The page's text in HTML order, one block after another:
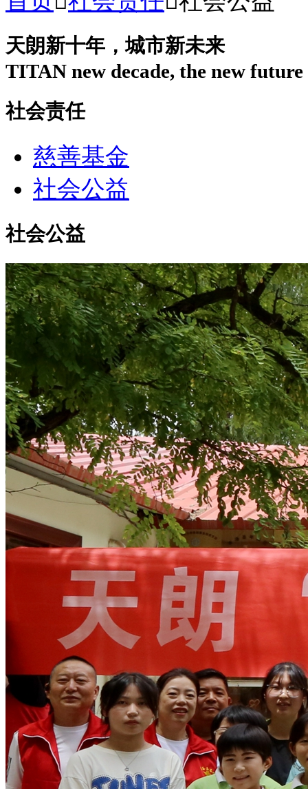
天朗新十年，城市新未来
TITAN new decade, the new
社会责任
慈善基金
社会公益
社会公益